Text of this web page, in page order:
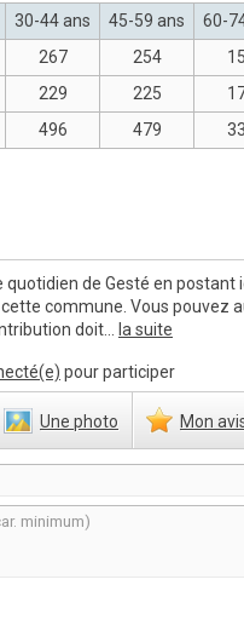
30-44 ans 45-59 ans 60-
267 254
229 225
496 479
quotidien de Gesté en postant
commune. Vous pouvez
doit...
la suite
pour participer
Une photo Mon